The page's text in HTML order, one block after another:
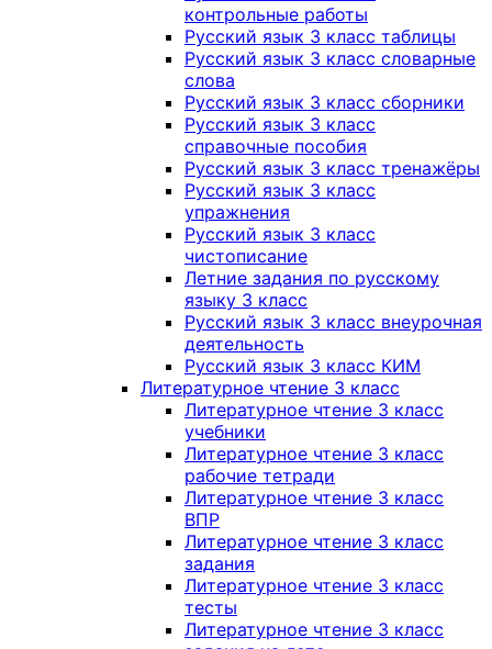
контрольные работы
Русский язык 3 класс таблицы
Русский язык 3 класс словарные
слова
Русский язык 3 класс сборники
Русский язык 3 класс
справочные пособия
Русский язык 3 класс тренажёры
Русский язык 3 класс
упражнения
Русский язык 3 класс
чистописание
Летние задания по русскому
языку 3 класс
Русский язык 3 класс внеурочная
деятельность
Русский язык 3 класс КИМ
Литературное чтение 3 класс
Литературное чтение 3 класс
учебники
Литературное чтение 3 класс
рабочие тетради
Литературное чтение 3 класс
ВПР
Литературное чтение 3 класс
задания
Литературное чтение 3 класс
тесты
Литературное чтение 3 класс